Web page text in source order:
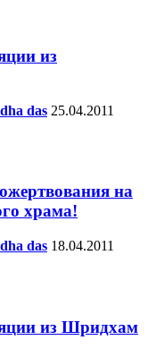
из
das 25.04.2011
на
храма!
das 18.04.2011
из Шридхам